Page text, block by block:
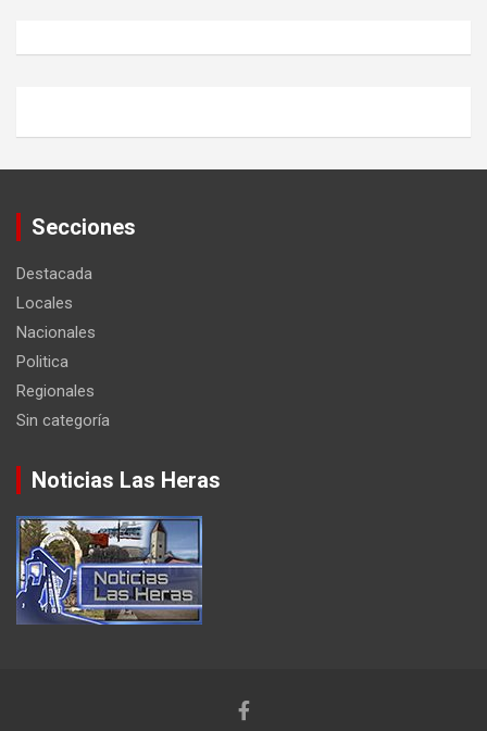
Secciones
Destacada
Locales
Nacionales
Politica
Regionales
Sin categoría
Noticias Las Heras